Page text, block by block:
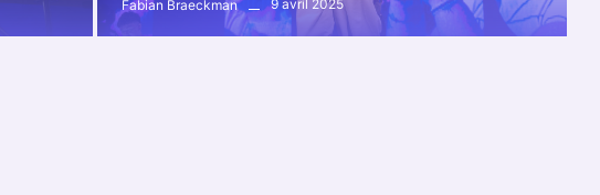
Fabian Braeckman 9 avril 2025